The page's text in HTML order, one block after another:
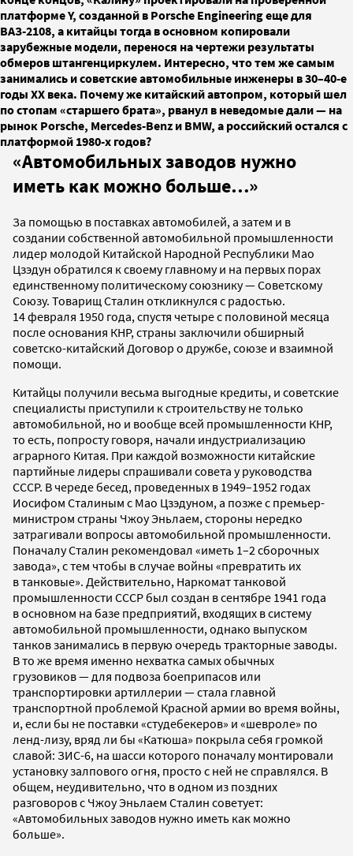
платформе Y, созданной в Porsche Engineering еще для
ВАЗ-2108, а китайцы тогда в основном копировали
зарубежные модели, перенося на чертежи результаты
обмеров штангенциркулем. Интересно, что тем же самым
занимались и советские автомобильные инженеры в 30–40-е
годы XX века. Почему же китайский автопром, который шел
по стопам «старшего брата», рванул в неведомые дали — на
рынок Porsche, Mercedes-Benz и BMW, а российский остался с
платформой 1980-х годов?
«Автомобильных заводов нужно
иметь как можно больше…»
За помощью в поставках автомобилей, а затем и в
создании собственной автомобильной промышленности
лидер молодой Китайской Народной Республики Мао
Цзэдун обратился к своему главному и на первых порах
единственному политическому союзнику — Советскому
Союзу. Товарищ Сталин откликнулся с радостью.
14 февраля 1950 года, спустя четыре с половиной месяца
после основания КНР, страны заключили обширный
советско-китайский Договор о дружбе, союзе и взаимной
помощи.
Китайцы получили весьма выгодные кредиты, и советские
специалисты приступили к строительству не только
автомобильной, но и вообще всей промышленности КНР,
то есть, попросту говоря, начали индустриализацию
аграрного Китая. При каждой возможности китайские
партийные лидеры спрашивали совета у руководства
СССР. В череде бесед, проведенных в 1949–1952 годах
Иосифом Сталиным с Мао Цзэдуном, а позже с премьер-
министром страны Чжоу Эньлаем, стороны нередко
затрагивали вопросы автомобильной промышленности.
Поначалу Сталин рекомендовал «иметь 1–2 сборочных
завода», с тем чтобы в случае войны «превратить их
в танковые». Действительно, Наркомат танковой
промышленности СССР был создан в сентябре 1941 года
в основном на базе предприятий, входящих в систему
автомобильной промышленности, однако выпуском
танков занимались в первую очередь тракторные заводы.
В то же время именно нехватка самых обычных
грузовиков — для подвоза боеприпасов или
транспортировки артиллерии — стала главной
транспортной проблемой Красной армии во время войны,
и, если бы не поставки «студебекеров» и «шевроле» по
ленд-лизу, вряд ли бы «Катюша» покрыла себя громкой
славой: ЗИС-6, на шасси которого поначалу монтировали
установку залпового огня, просто с ней не справлялся. В
общем, неудивительно, что в одном из поздних
разговоров с Чжоу Эньлаем Сталин советует:
«Автомобильных заводов нужно иметь как можно
больше».